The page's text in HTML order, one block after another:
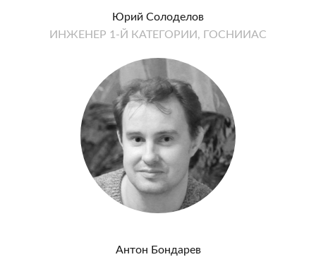
Юрий Солоделов
ИНЖЕНЕР 1-Й КАТЕГОРИИ, ГОСНИИАС
Антон Бондарев